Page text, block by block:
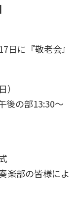
日に『敬老会』
後の部13:30～
楽部の皆様によ